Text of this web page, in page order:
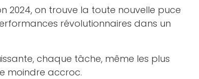
2024, on trouve la toute nouvelle puce
révolutionnaires dans un
chaque tâche, même les plus
moindre accroc.